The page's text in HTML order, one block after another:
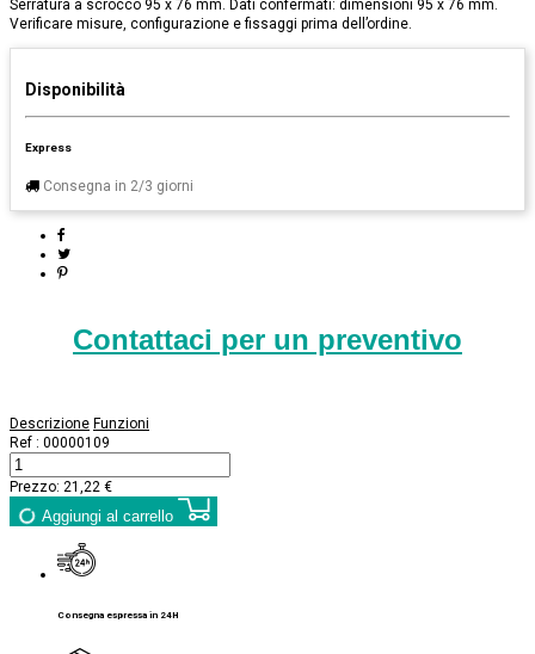
Serratura a scrocco 95 x 76 mm. Dati confermati: dimensioni 95 x 76 mm.
Verificare misure, configurazione e fissaggi prima dell’ordine.
Disponibilità
Express
Consegna in 2/3 giorni
Contattaci per un preventivo
Descrizione Funzioni
Ref : 00000109
Prezzo: 21,22 €
Aggiungi al carrello
Consegna espressa in 24H